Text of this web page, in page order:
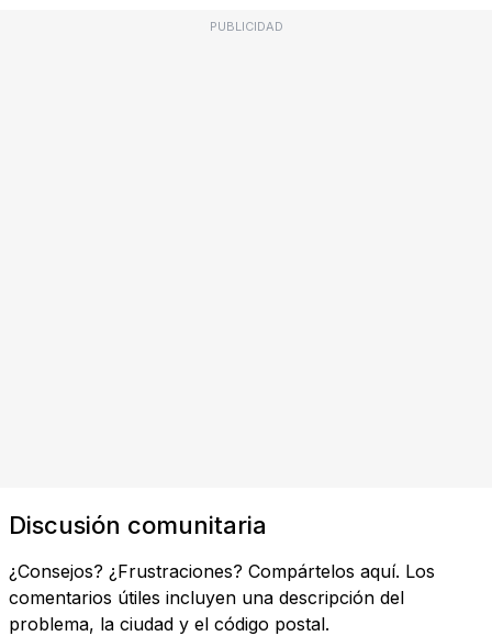
PUBLICIDAD
Discusión comunitaria
¿Consejos? ¿Frustraciones? Compártelos aquí. Los
comentarios útiles incluyen una descripción del
problema, la ciudad y el código postal.